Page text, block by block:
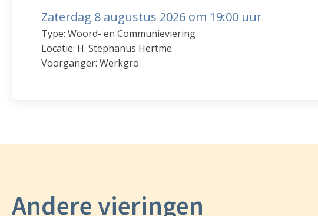
Zaterdag 8 augustus 2026 om 19:00 uur
Type: Woord- en Communieviering
Locatie: H. Stephanus Hertme
Voorganger: Werkgro
Andere vieringen